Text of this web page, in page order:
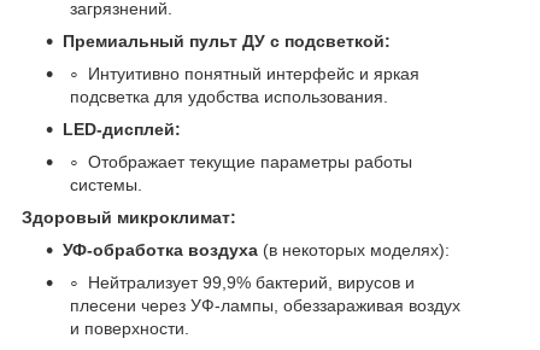
загрязнений.
Премиальный пульт ДУ с подсветкой:
Интуитивно понятный интерфейс и яркая
подсветка для удобства использования.
LED-дисплей:
Отображает текущие параметры работы
системы.
Здоровый микроклимат:
УФ-обработка воздуха (в некоторых моделях):
Нейтрализует 99,9% бактерий, вирусов и
плесени через УФ-лампы, обеззараживая воздух
и поверхности.